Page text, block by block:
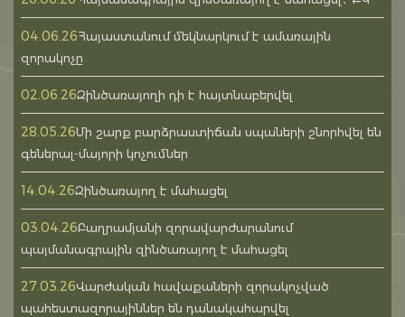
04.06.26Հայաստանում մեկնարկում է ամառային
զորակոչը
02.06.26Զինծառայողի դի է հայտնաբերվել
28.05.26Մի շարք բարձրաստիճան սպաների շնորհվել են
գեներալ-մայորի կոչումներ
14.04.26Զինծառայող է մահացել
03.04.26Բաղրամյանի զորավարժարանում
պայմանագրային զինծառայող է մահացել
27.03.26Վարժական հավաքաների զորակոչված
պահեստազորայիններ են դանակահարվել